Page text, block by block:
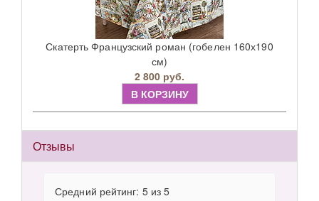
Скатерть Французский роман (гобелен 160х190
см)
2 800 руб.
В КОРЗИНУ
Отзывы
Средний рейтинг: 5 из 5